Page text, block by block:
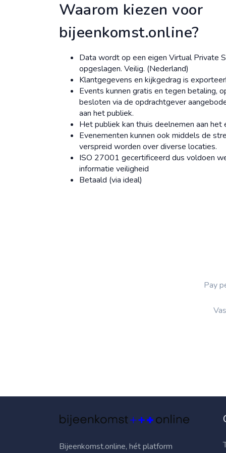
Waarom kiezen voor
bijeenkomst.online?
Data wordt op een eigen Virtual Private
opgeslagen. Veilig. (Nederland)
Klantgegevens en kijkgedrag is
Events kunnen gratis en tegen betaling,
besloten via de opdrachtgever
aan het publiek.
Het publiek kan thuis deelnemen aan het
Evenementen kunnen ook middels de
verspreid worden over diverse locaties.
ISO 27001 gecertificeerd dus voldoen
informatie veiligheid
Betaald (via ideal)
Pay
Bijeenkomst.online, hét platform